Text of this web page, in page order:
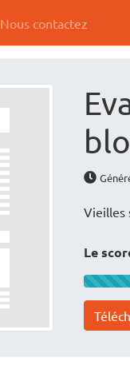
Nous contactez
Vieilles
Le